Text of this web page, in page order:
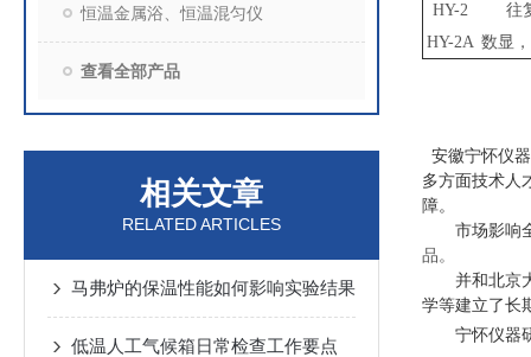
恒温金属浴、恒温混匀仪
查看全部产品
相关文章
RELATED ARTICLES
马弗炉的保温性能如何影响实验结果
低温人工气候箱日常检查工作要点
HY-2
往
HY-2A 数显
安徽宁怀仪
多方面技术人
障。
市场影响
品。
并和北京大
学等建立了长
宁怀仪器研